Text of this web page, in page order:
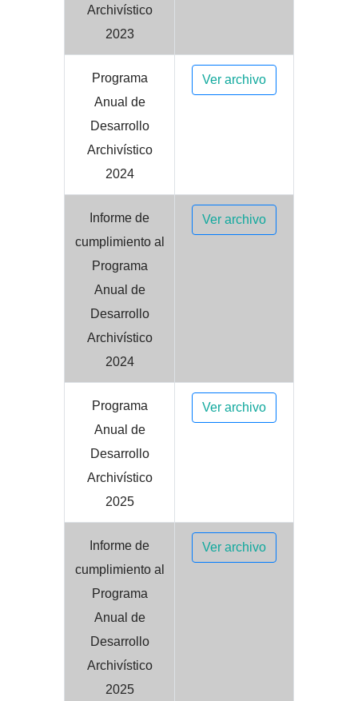
Archivístico
2023
Programa
Anual de
Desarrollo
Archivístico
2024
Ver archivo
Informe de
cumplimiento al
Programa
Anual de
Desarrollo
Archivístico
2024
Ver archivo
Programa
Anual de
Desarrollo
Archivístico
2025
Ver archivo
Informe de
cumplimiento al
Programa
Anual de
Desarrollo
Archivístico
2025
Ver archivo